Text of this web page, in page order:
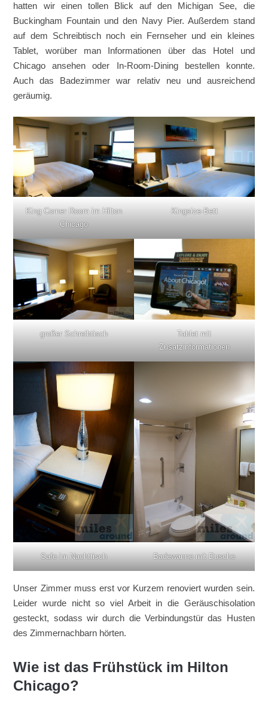
hatten wir einen tollen Blick auf den Michigan See, die
Buckingham Fountain und den NavyPier. Außerdem stand
auf dem Schreibtisch noch ein Fernseher und ein kleines
Tablet, worüber man Informationen über das Hotel und
Chicago ansehen oder In-Room-Diningbestellen konnte.
Auch das Badezimmer war relativ neu und ausreichend
geräumig.
King Corner Room im Hilton
Chicago
Kingsize-Bett
großer Schreibtisch
Tablet mit
Zusatzinformationen
Safe im Nachttisch Badewanne mit Dusche
Unser Zimmer muss erst vor Kurzem renoviert wurden sein.
Leider wurde nicht so viel Arbeit in die Geräuschisolation
gesteckt, sodass wir durch die Verbindungstür das Husten
des Zimmernachbarn hörten.
Wie ist das Frühstück im Hilton
Chicago?